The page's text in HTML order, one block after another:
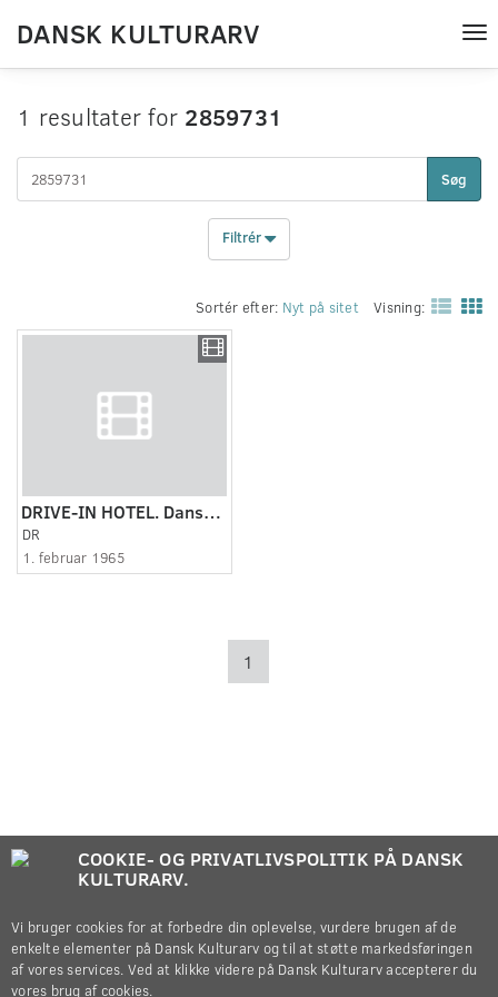
DANSK KULTURARV
1 resultater for 2859731
Søg
Filtrér
Sortér efter: Nyt på sitet Visning:
DRIVE-IN HOTEL. Dansk Filmjournal nr.56B.
DR
1. februar 1965
1
COOKIE- OG PRIVATLIVSPOLITIK PÅ DANSK
KULTURARV.
Vi bruger cookies for at forbedre din oplevelse, vurdere brugen af de
enkelte elementer på Dansk Kulturarv og til at støtte markedsføringen
af vores services. Ved at klikke videre på Dansk Kulturarv accepterer du
vores brug af cookies.